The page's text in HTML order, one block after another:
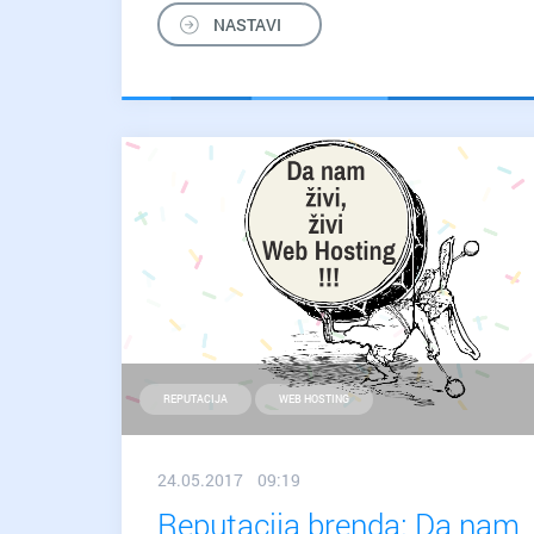
da
postane
zdrava
navika?
NASTAVI
REPUTACIJA WEB HOSTING
24.05.2017 09:19
Reputacija brenda: Da nam